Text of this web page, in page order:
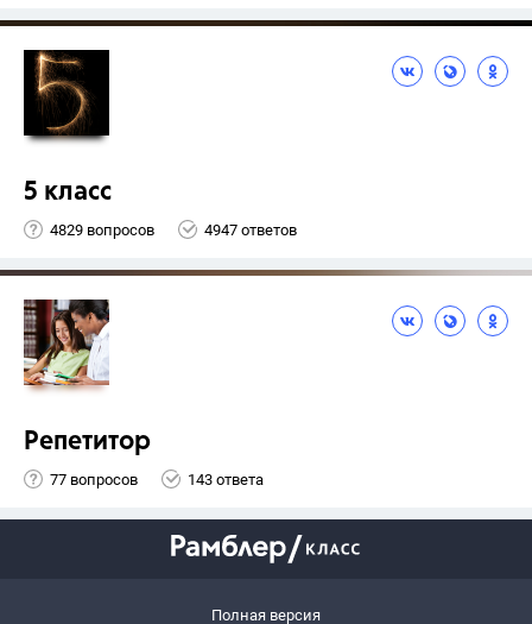
5 класс
4829 вопросов 4947 ответов
Репетитор
77 вопросов 143 ответа
Полная версия